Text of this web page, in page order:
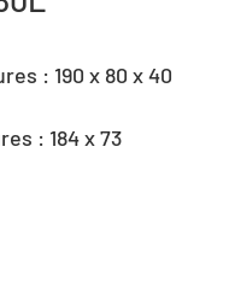
: 190 x 80 x 40
: 184 x 73